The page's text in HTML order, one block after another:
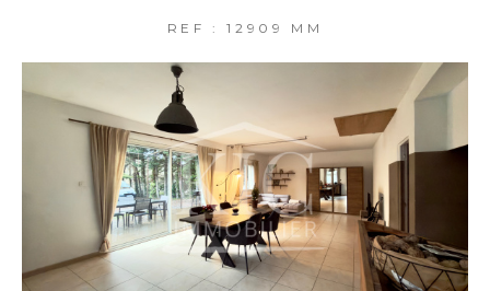
REF : 12909 MM